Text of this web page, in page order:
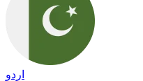
اردو